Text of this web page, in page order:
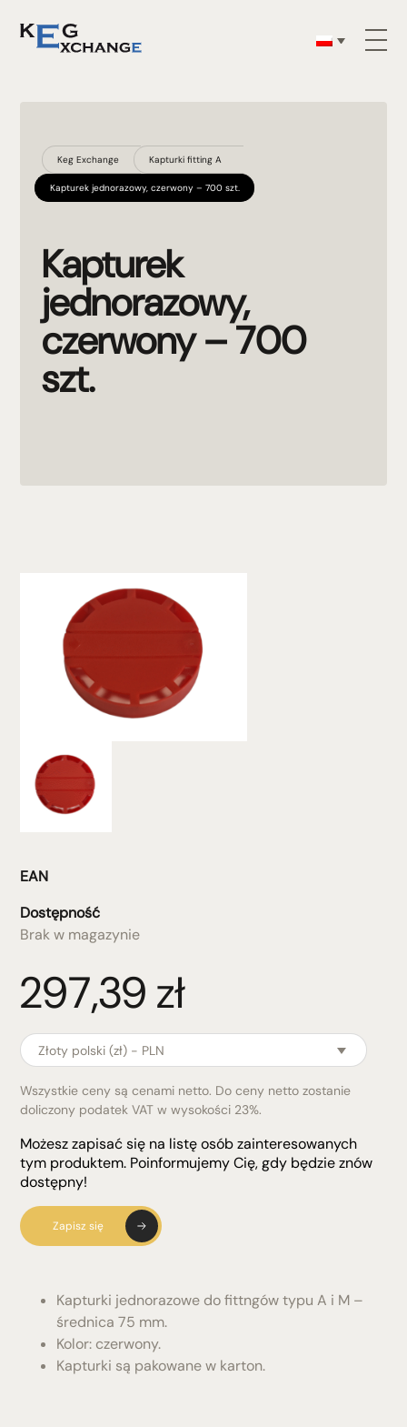
Keg Exchange Kapturki fitting A
Kapturek jednorazowy, czerwony – 700 szt.
Kapturek
jednorazowy,
czerwony – 700
szt.
EAN
Dostępność
Brak w magazynie
297,39 zł
Złoty polski (zł) - PLN
Wszystkie ceny są cenami netto. Do ceny netto zostanie
doliczony podatek VAT w wysokości 23%.
Możesz zapisać się na listę osób zainteresowanych
tym produktem. Poinformujemy Cię, gdy będzie znów
dostępny!
Zapisz się
Kapturki jednorazowe do fittngów typu A i M –
średnica 75 mm.
Kolor: czerwony.
Kapturki są pakowane w karton.